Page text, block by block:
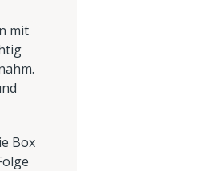
mit
Box